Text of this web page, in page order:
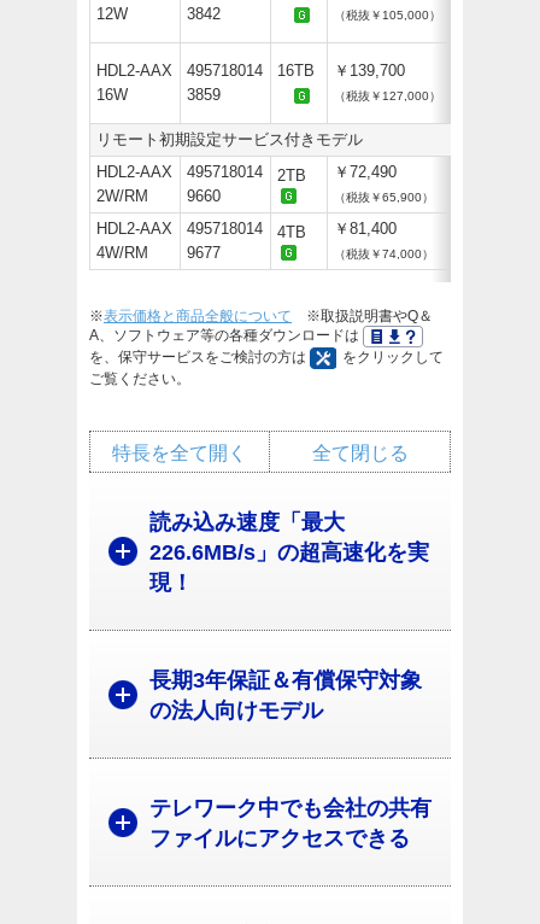
12W
3842
（税抜￥105,000）
HDL2-AAX
16W
495718014
3859
16TB ￥139,700
（税抜￥127,000）
リモート初期設定サービス付きモデル
HDL2-AAX
2W/RM
495718014
9660
2TB ￥72,490
（税抜￥65,900）
HDL2-AAX
4W/RM
495718014
9677
4TB ￥81,400
（税抜￥74,000）
※表示価格と商品全般について ※取扱説明書やQ＆
A、ソフトウェア等の各種ダウンロードは
を、保守サービスをご検討の方は
をクリックして
ご覧ください。
全て閉じる
特長を全て開く
読み込み速度「最大
226.6MB/s」の超高速化を実
現！
長期3年保証＆有償保守対象
の法人向けモデル
テレワーク中でも会社の共有
ファイルにアクセスできる